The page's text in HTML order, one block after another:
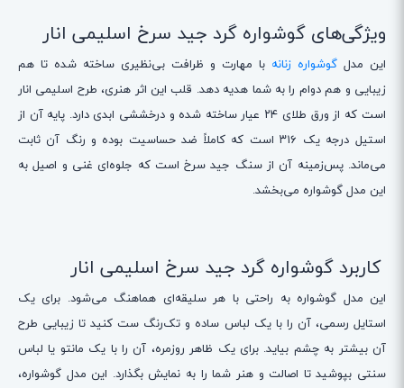
ویژگی‌های گوشواره گرد جید سرخ اسلیمی انار
این مدل گوشواره زنانه با مهارت و ظرافت بی‌نظیری ساخته شده تا هم
زیبایی و هم دوام را به شما هدیه دهد. قلب این اثر هنری، طرح اسلیمی انار
است که از ورق طلای ۲۴ عیار ساخته شده و درخششی ابدی دارد. پایه آن از
استیل درجه یک ۳۱۶ است که کاملاً ضد حساسیت بوده و رنگ آن ثابت
می‌ماند. پس‌زمینه آن از سنگ جید سرخ است که جلوه‌ای غنی و اصیل به
این مدل گوشواره می‌بخشد.
کاربرد گوشواره گرد جید سرخ اسلیمی انار
این مدل گوشواره به راحتی با هر سلیقه‌ای هماهنگ می‌شود. برای یک
استایل رسمی، آن را با یک لباس ساده و تک‌رنگ ست کنید تا زیبایی طرح
آن بیشتر به چشم بیاید. برای یک ظاهر روزمره، آن را با یک مانتو یا لباس
سنتی بپوشید تا اصالت و هنر شما را به نمایش بگذارد. این مدل گوشواره،